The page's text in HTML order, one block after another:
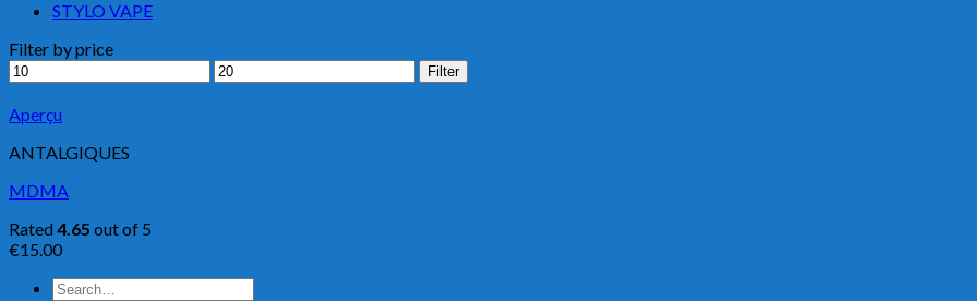
STYLO VAPE
Filter by price
Min
price
Max
price
Filter
Aperçu
ANTALGIQUES
MDMA
Rated4.65 out of 5
€15.00
Search